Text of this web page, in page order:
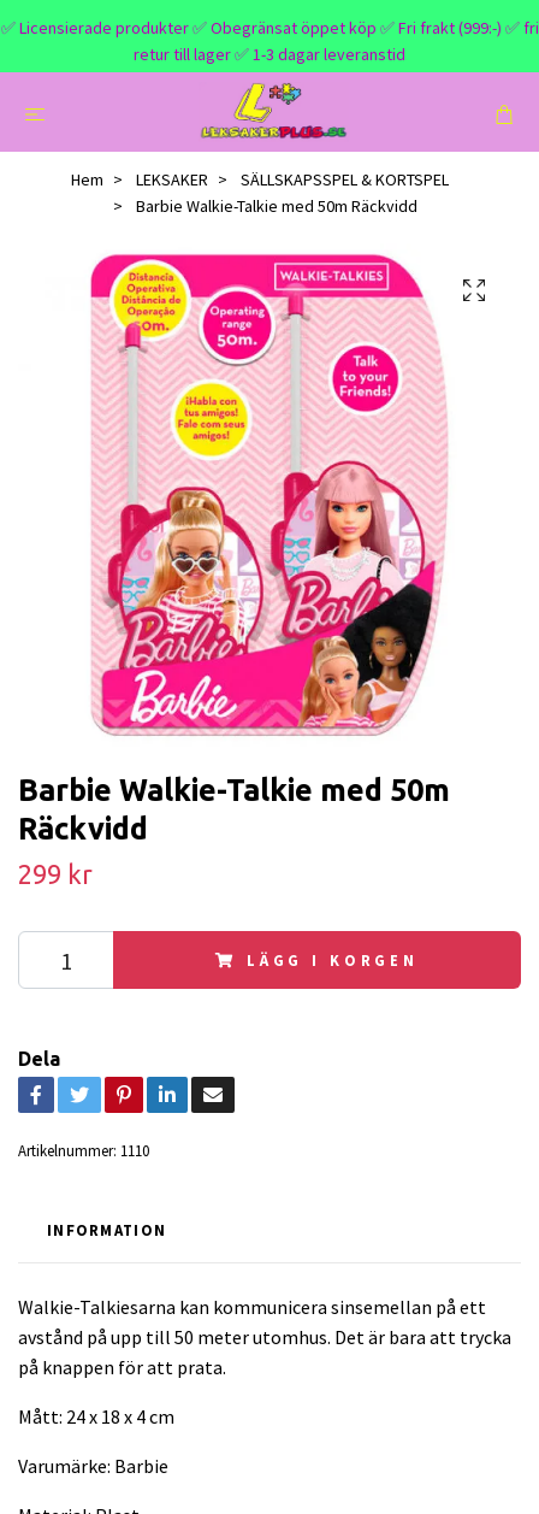
✅ Licensierade produkter ✅ Obegränsat öppet köp ✅ Fri frakt (999:-) ✅ fri
retur till lager ✅ 1-3 dagar leveranstid
Hem LEKSAKER
SÄLLSKAPSSPEL & KORTSPEL
Barbie Walkie-Talkie med 50m Räckvidd
Barbie Walkie-Talkie med 50m
Räckvidd
299 kr
LÄGG I KORGEN
Dela
Artikelnummer: 1110
INFORMATION
Walkie-Talkiesarna kan kommunicera sinsemellan på ett
avstånd på upp till 50 meter utomhus. Det är bara att trycka
på knappen för att prata.
Mått: 24 x 18 x 4 cm
Varumärke: Barbie